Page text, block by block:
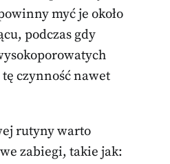
myć je około
podczas gdy
czynność nawet
rutyny warto
zabiegi, takie jak: